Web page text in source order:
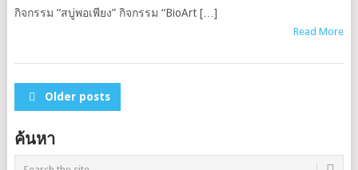
กิจกรรม “สบู่พอเพียง” กิจกรรม “BioArt […]
Read More
POSTS
Older posts
ค้นหา